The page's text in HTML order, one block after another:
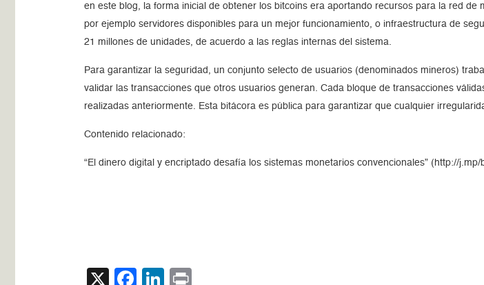
en este blog, la forma inicial de obtener los bitcoins era aportando recursos para la red
por ejemplo servidores disponibles para un mejor funcionamiento, o infraestructura de
21 millones de unidades, de acuerdo a las reglas internas del sistema.
Para garantizar la seguridad, un conjunto selecto de usuarios (denominados mineros)
validar las transacciones que otros usuarios generan. Cada bloque de transacciones
realizadas anteriormente. Esta bitácora es pública para garantizar que cualquier
Contenido relacionado:
“El dinero digital y encriptado desafía los sistemas monetarios convencionales” (http://j.mp/
X Facebook
LinkedIn